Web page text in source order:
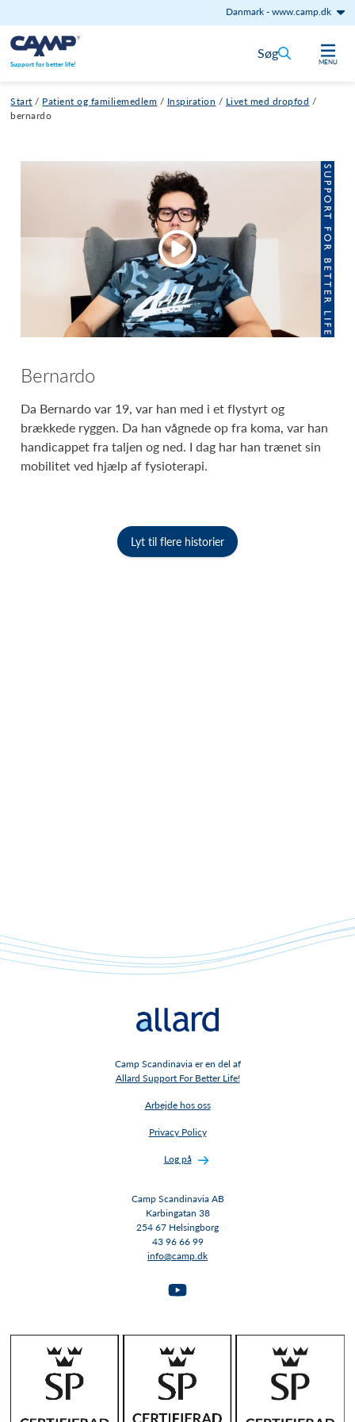
Danmark-www.camp.dk
Gå til indhold
Support for better life! MENU
Søg
Start / Patient og familiemedlem / Inspiration / Livet med dropfod /
bernardo
Bernardo
Da Bernardo var 19, var han med i et flystyrt og
brækkede ryggen. Da han vågnede op fra koma, var han
handicappet fra taljen og ned. I dag har han trænet sin
mobilitet ved hjælp af fysioterapi.
Lyt til flere historier
Camp Scandinavia er en del af
Allard Support For Better Life!
Arbejde hos oss
Privacy Policy
Log på
Camp Scandinavia AB
Karbingatan 38
254 67 Helsingborg
43 96 66 99
info@camp.dk